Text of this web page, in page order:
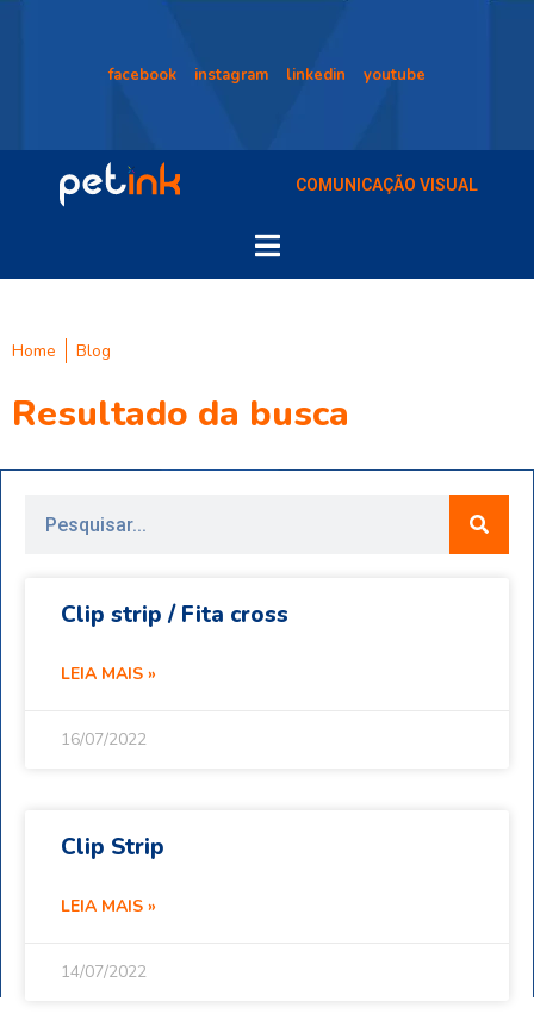
facebook instagram linkedin youtube
COMUNICAÇÃO VISUAL
Home Blog
Resultado da busca
Clip strip / Fita cross
LEIA MAIS »
16/07/2022
Clip Strip
LEIA MAIS »
14/07/2022